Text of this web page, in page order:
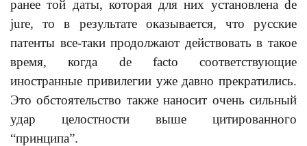
ранее той даты, которая для них установлена de
jure, то в результате оказывается, что русские
патенты все-таки продолжают действовать в такое
время, когда de facto соответствующие
иностранные привилегии уже давно прекратились.
Это обстоятельство также наносит очень сильный
удар целостности выше цитированного
“принципа”.